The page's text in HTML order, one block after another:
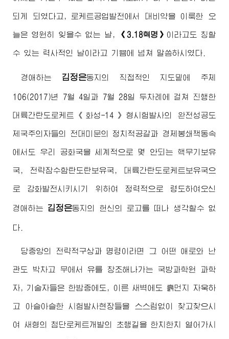
되게 되였다고, 로케트공업발전에서 대비약을 이룩한 오
늘은 영원히 잊을수 없는 날, 《3.18혁명》 이라고도 칭할
수 있는 력사적인 날이라고 기쁨에 넘쳐 말씀하시였다.
경애하는 김정은동지 의 직접적인 지도밑에 주체
106(2017)년 7월 4일과 7월 28일 두차례에 걸쳐 진행한
대륙간탄도로케트《화성-14》형시험발사의 완전성공도
제국주의자들의 전대미문의 정치적공갈과 경제봉쇄책동속
에서도 우리 공화국을 세계적으로 몇 안되는 핵무기보유
국, 전략잠수함탄도탄보유국, 대륙간탄도로케트보유국으
로 강화발전시키시기 위하여 정력적으로 령도하여오신
경애하는 김정은동지의 헌신의 로고를 떠나 생각할수 없
다.
당중앙의 전략적구상과 명령이라면 그 어떤 애로와 난
관도 박차고 무에서 유를 창조해나가는 국방과학원 과학
자, 기술자들은 한밤중에도, 이른 새벽에도 흙먼지 자욱하
고 아슬아슬한 시험발사현장들을 스스럼없이 찾고찾으시
여 새형의 첨단로케트개발의 초행길을 한치한치 열어가시